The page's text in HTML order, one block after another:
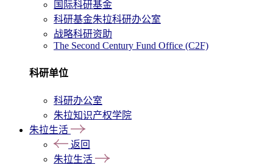
国际科研基金
科研基金朱拉科研办公室
战略科研资助
The Second Century Fund Office (C2F)
科研单位
科研办公室
朱拉知识产权学院
朱拉生活
返回
朱拉生活